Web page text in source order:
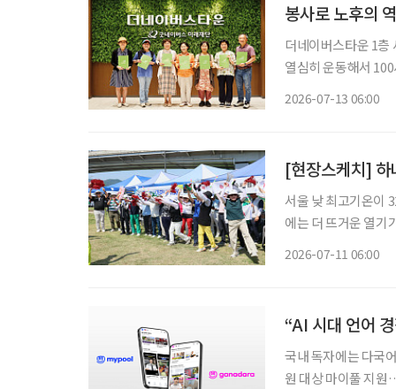
봉사로 노후의
더네이버스타운 1층
열심히 운동해서
2026-07-13 06:00
[현장스케치] 하
서울 낮 최고기온이
에는 더 뜨거운 열기
2026-07-11 06:00
“AI 시대 언어
국내 독자에는 다국
원 대상 마이풀 지원